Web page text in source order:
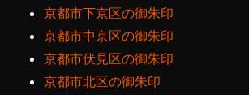
京都市下京区の御朱印
京都市中京区の御朱印
京都市伏見区の御朱印
京都市北区の御朱印